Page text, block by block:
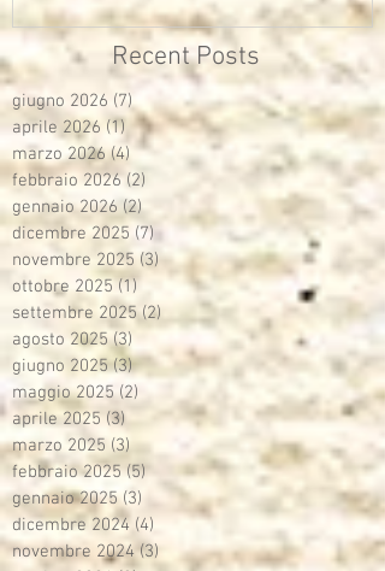
Recent Posts
giugno 2026 (7)7 post
aprile 2026 (1) 1 post
marzo 2026 (4) 4 post
febbraio 2026 (2)
gennaio 2026 (2)2 post
dicembre 2025 (7) 7 post
novembre 2025 (3) 3 post
ottobre 2025 (1)1 post
settembre 2025 (2) 2 post
agosto 2025 (3)
giugno 2025 (3)3 post
maggio 2025 (2) 2 post
aprile 2025 (3) 3 post
marzo 2025 (3)3 post
febbraio 2025 (5)5 post
gennaio 2025 (3) 3 post
dicembre 2024 (4)
novembre 2024 (3) 3 post